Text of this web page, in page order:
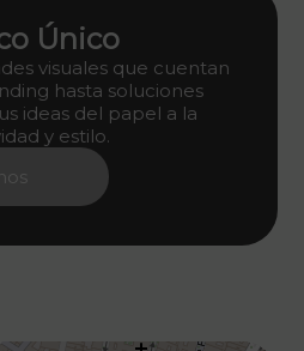
Único
visuales que cuentan
hasta soluciones
ideas del papel a la
y estilo.